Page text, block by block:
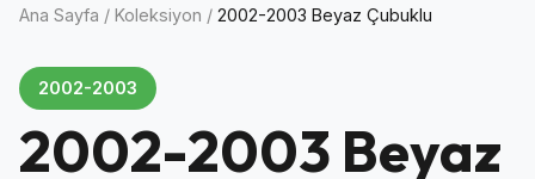
Ana Sayfa / Koleksiyon / 2002-2003 Beyaz Çubuklu
2002-2003
2002-2003 Beyaz